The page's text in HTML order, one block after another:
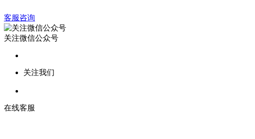
客服咨询
关注微信公众号
关注我们
在线客服